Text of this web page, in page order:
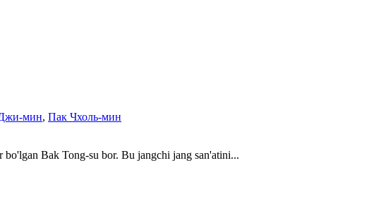
мин, Пак Чхоль-мин
Bak Tong-su bor. Bu jangchi jang san'atini...